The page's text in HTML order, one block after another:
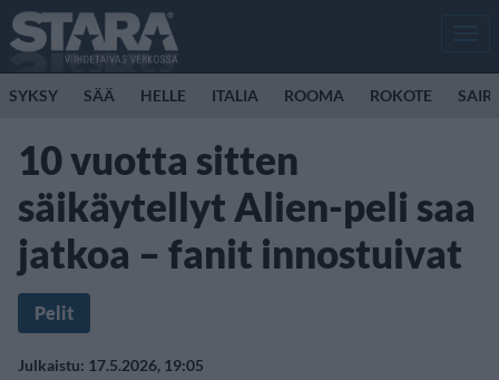
SYKSY SÄÄ HELLE ITALIA ROOMA ROKOTE
10 vuotta sitten
säikäytellyt Alien-peli saa
jatkoa – fanit innostuivat
Pelit
Julkaistu: 17.5.2026, 19:05